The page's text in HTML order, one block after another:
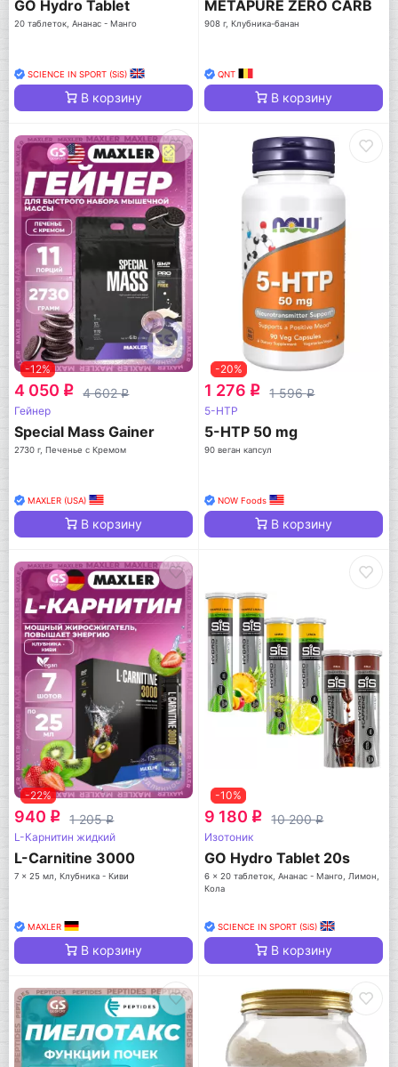
GO Hydro Tablet
20 таблеток, Ананас - Манго
SCIENCE IN SPORT (SiS)
В корзину
METAPURE ZERO CARB
908 г, Клубника-банан
QNT
В корзину
-12%
4 050 q 4 602q
Гейнер
Special Mass Gainer
2730 г, Печенье с Кремом
MAXLER (USA)
В корзину
-20%
1 276 q 1 596q
5-HTP
5-HTP 50 mg
90 веган капсул
NOW Foods
В корзину
-22%
940 q 1 205q
L-Карнитин жидкий
L-Carnitine 3000
7 x 25 мл, Клубника - Киви
MAXLER
В корзину
-10%
9 180 q 10 200q
Изотоник
GO Hydro Tablet 20s
6 x 20 таблеток, Ананас - Манго, Лимон,
Кола
SCIENCE IN SPORT (SiS)
В корзину